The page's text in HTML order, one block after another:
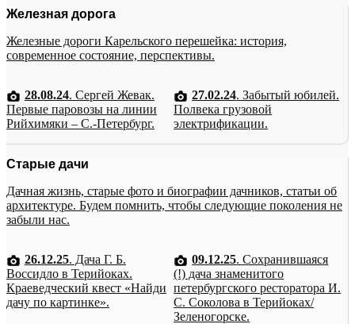
Железная дорога
Железные дороги Карельского перешейка: история,
современное состояние, перспективы.
28.08.24. Сергей Жевак.
Первые паровозы на линии
Рийхимяки – С.-Петербург.
27.02.24. Забытый юбилей.
Полвека грузовой
электрификации.
Старые дачи
Дачная жизнь, старые фото и биографии дачников, статьи об
архитектуре. Будем помнить, чтобы следующие поколения не
забыли нас.
26.12.25. Дача Г. Б.
Воссидло в Терийоках.
Краеведческий квест «Найди
дачу по картинке».
09.12.25. Сохранившаяся
(!) дача знаменитого
петербургского ресторатора И.
С. Соколова в Терийоках/
Зеленогорске.